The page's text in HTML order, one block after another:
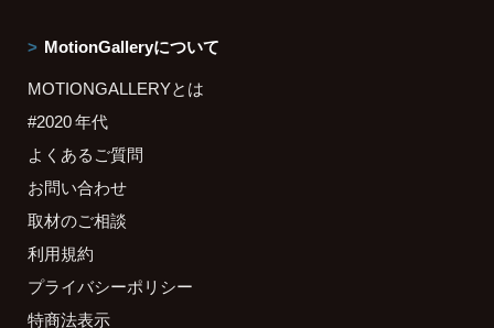
MotionGalleryについて
MOTIONGALLERYとは
#2020 年代
よくあるご質問
お問い合わせ
取材のご相談
利用規約
プライバシーポリシー
特商法表示